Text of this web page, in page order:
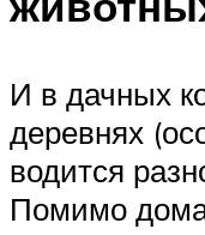
И в дачных
деревнях
водится
Помимо